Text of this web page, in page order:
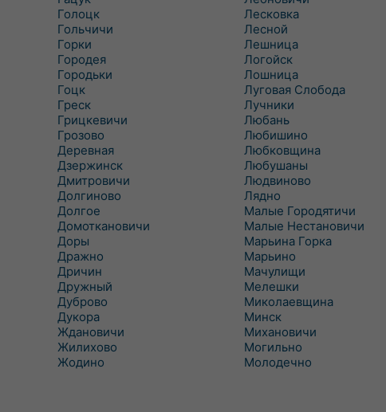
Голоцк
Гольчичи
Горки
Городея
Городьки
Гоцк
Греск
Грицкевичи
Грозово
Деревная
Дзержинск
Дмитровичи
Долгиново
Долгое
Домоткановичи
Доры
Дражно
Дричин
Дружный
Дуброво
Дукора
Ждановичи
Жилихово
Жодино
Лесковка
Лесной
Лешница
Логойск
Лошница
Луговая Слобода
Лучники
Любань
Любишино
Любковщина
Любушаны
Людвиново
Лядно
Малые Городятичи
Малые Нестановичи
Марьина Горка
Марьино
Мачулищи
Мелешки
Миколаевщина
Минск
Михановичи
Могильно
Молодечно